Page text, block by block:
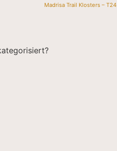
Madrisa Trail Klosters – T24